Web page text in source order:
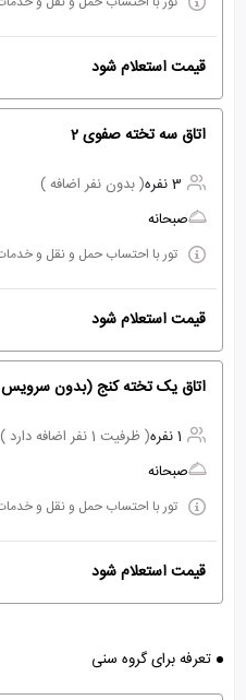
قیمت استعلام شود
اتاق سه تخته صفوی 2
3 نفره
( بدون نفر اضافه )
صبحانه
تور با احتساب حمل و نقل و
قیمت استعلام شود
اتاق یک تخته کنج (بدون
1 نفره
( ظرفیت 1 نفر اضافه دارد )
صبحانه
تور با احتساب حمل و نقل و
قیمت استعلام شود
تعرفه برای گروه سنی